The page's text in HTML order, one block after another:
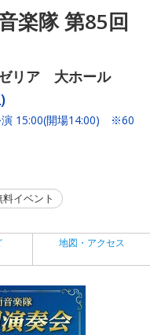
楽隊 第85回
リア 大ホール
演 15:00(開場14:00) ※60
料イベント
地図・アクセス